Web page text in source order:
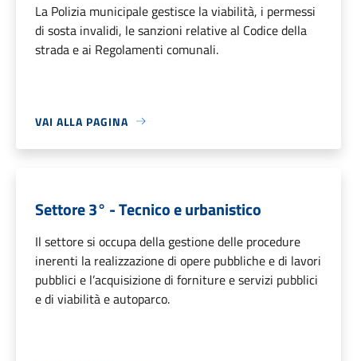
La Polizia municipale gestisce la viabilità, i permessi
di sosta invalidi, le sanzioni relative al Codice della
strada e ai Regolamenti comunali.
VAI ALLA PAGINA
Settore 3° - Tecnico e urbanistico
Il settore si occupa della gestione delle procedure
inerenti la realizzazione di opere pubbliche e di lavori
pubblici e l’acquisizione di forniture e servizi pubblici
e di viabilità e autoparco.